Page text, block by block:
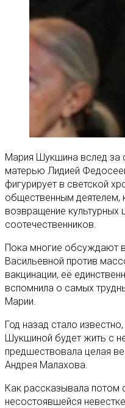
Мария Шукшина вслед за
матерью Лидией
фигурирует в светской
общественным деятелем,
возвращение культурных
соотечественников.
Пока многие обсуждают
Васильевной против
вакцинации, её
вспомнила о самых
Марии.
Год назад стало
Шукшиной будет жить с
предшествовала целая
Андрея Малахова.
Как рассказывала
несостоявшейся